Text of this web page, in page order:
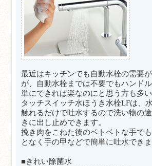
最近はキッチンでも自動水栓の需要
が、自動水栓までは不要でもハンド
単にできれば楽なのにと思う方も多い
タッチスイッチ水ほうき水栓LFは、
触れるだけで吐水するので洗い物の
きに出し止めできます。
挽き肉をこねた後のベトベトな手で
となく手の甲などで簡単に吐水できま
■きれい除菌水